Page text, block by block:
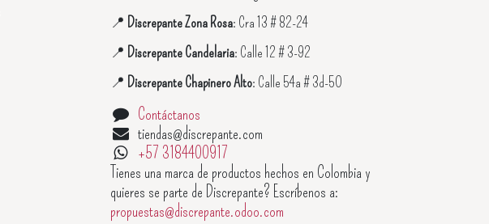
📍 Discrepante Zona Rosa: Cra 13 # 82-24
📍 Discrepante Candelaria: Calle 12 # 3-92
📍 Discrepante Chapinero Alto: Calle 54a # 3d-50
Contáctanos
tiendas@discrepante.com
+57 3184400917
Tienes una marca de productos hechos en Colombia y
quieres se parte de Discrepante? Escríbenos a:
propuestas@discrepante.odoo.com